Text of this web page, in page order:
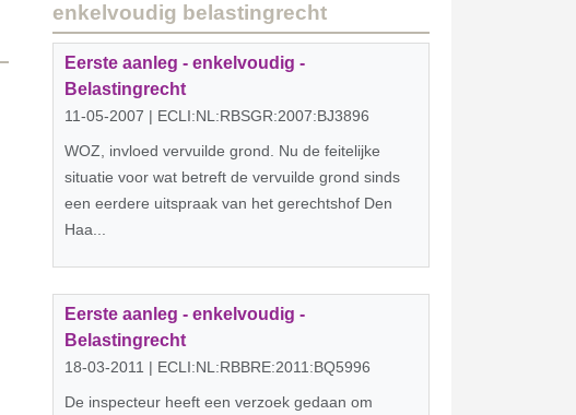
enkelvoudig belastingrecht
Eerste aanleg - enkelvoudig -
Belastingrecht
11-05-2007 | ECLI:NL:RBSGR:2007:BJ3896
WOZ, invloed vervuilde grond. Nu de feitelijke
situatie voor wat betreft de vervuilde grond sinds
een eerdere uitspraak van het gerechtshof Den
Haa...
Eerste aanleg - enkelvoudig -
Belastingrecht
18-03-2011 | ECLI:NL:RBBRE:2011:BQ5996
De inspecteur heeft een verzoek gedaan om